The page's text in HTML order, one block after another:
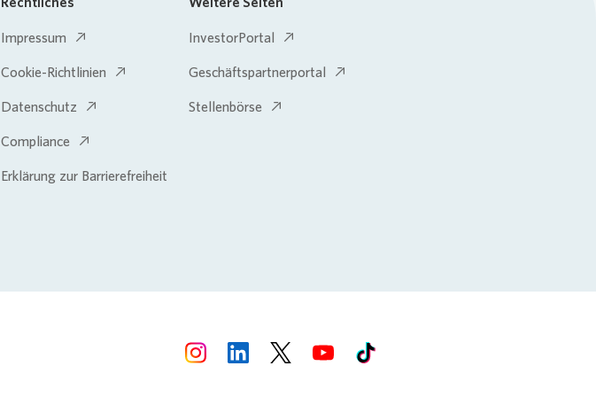
Impressum
Cookie-Richtlinien
Datenschutz
Compliance
Erklärung zur Barrierefreiheit
InvestorPortal
Geschäftspartnerportal
Stellenbörse